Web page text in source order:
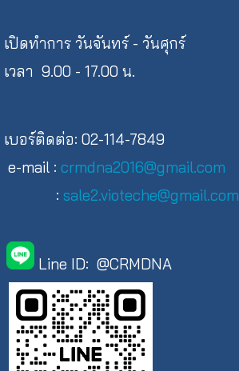
เปิดทำการ วันจันทร์ - วันศุกร์
เวลา 9.00 - 17.00 น.
เบอร์ติดต่อ: 02-114-7849
e-mail : crmdna2016@gmail.com
: sale2.vioteche@gmail.com
Line ID: @CRMDNA